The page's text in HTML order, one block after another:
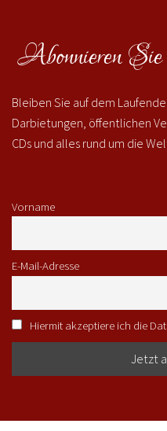
Abonnieren
Bleiben Sie auf dem
Darbietungen, öffentlichen
CDs und alles rund um die
Vorname
E-Mail-Adresse
Hiermit akzeptiere ich die